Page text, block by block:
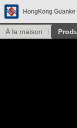
HongKong
À la maison